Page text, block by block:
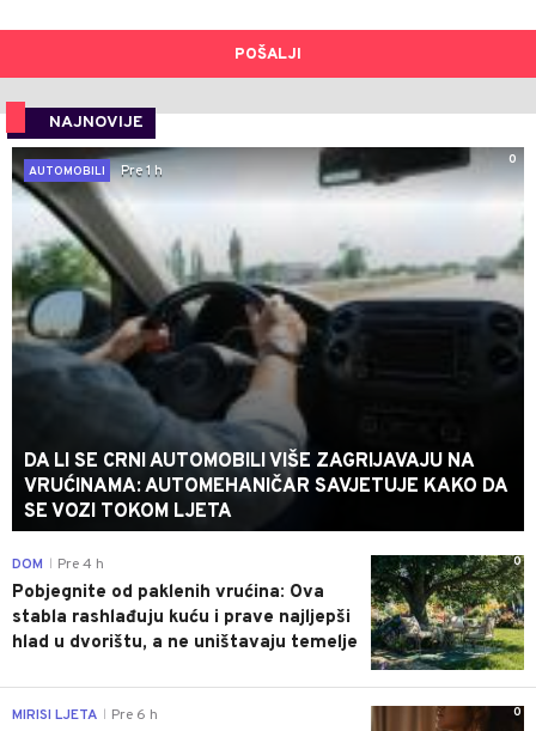
POŠALJI
NAJNOVIJE
0
AUTOMOBILI
Pre 1 h
DA LI SE CRNI AUTOMOBILI VIŠE ZAGRIJAVAJU NA
VRUĆINAMA: AUTOMEHANIČAR SAVJETUJE KAKO DA
SE VOZI TOKOM LJETA
0
DOM Pre 4 h
Pobjegnite od paklenih vrućina: Ova
stabla rashlađuju kuću i prave najljepši
hlad u dvorištu, a ne uništavaju temelje
0
MIRISI LJETA Pre 6 h